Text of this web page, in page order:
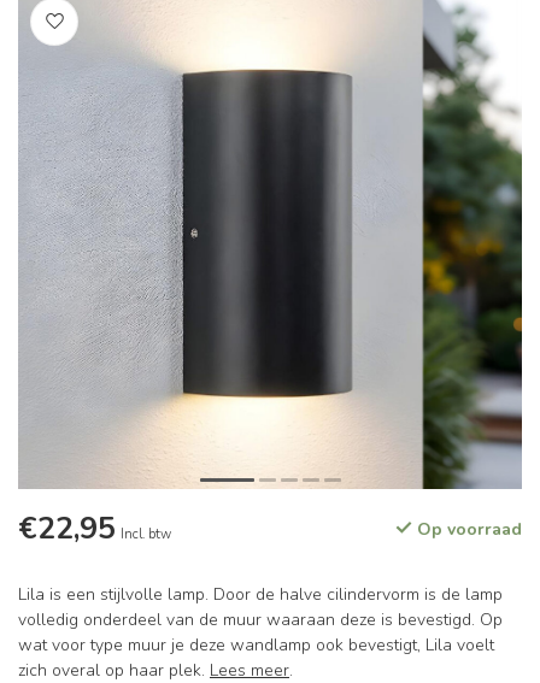
€22,95 Incl. btw Op voorraad
Lila is een stijlvolle lamp. Door de halve cilindervorm is de lamp
volledig onderdeel van de muur waaraan deze is bevestigd. Op
wat voor type muur je deze wandlamp ook bevestigt, Lila voelt
zich overal op haar plek. Lees meer.